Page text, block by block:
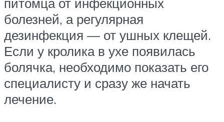
болезней, а регулярная
дезинфекция — от ушных клещей.
Если у кролика в ухе появилась
болячка, необходимо показать его
специалисту и сразу же начать
лечение.